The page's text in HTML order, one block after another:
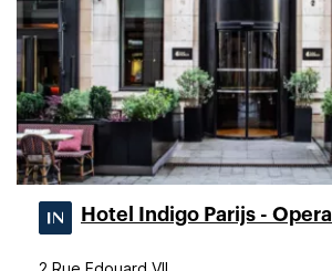
Hotel Indigo Parijs - Opera